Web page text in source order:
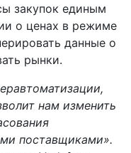
закупок единым
о ценах в режиме
данные о
рынки.
нам изменить
поставщиками».